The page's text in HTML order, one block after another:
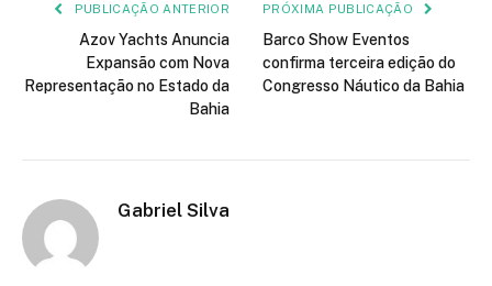
PUBLICAÇÃO ANTERIOR
Azov Yachts Anuncia
Expansão com Nova
Representação no Estado da
Bahia
PRÓXIMA PUBLICAÇÃO
Barco Show Eventos
confirma terceira edição do
Congresso Náutico da Bahia
Gabriel Silva